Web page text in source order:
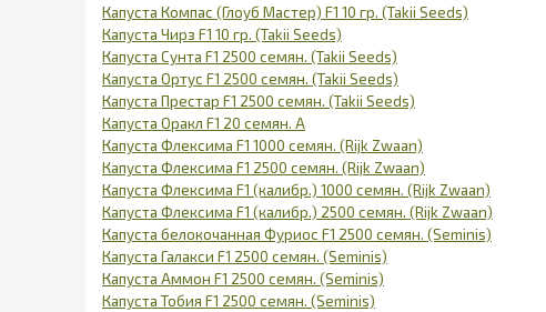
Капуста Компас (Глоуб Мастер) F1 10 гр. (Takii Seeds)
Капуста Чирз F1 10 гр. (Takii Seeds)
Капуста Сунта F1 2500 семян. (Takii Seeds)
Капуста Ортус F1 2500 семян. (Takii Seeds)
Капуста Престар F1 2500 семян. (Takii Seeds)
Капуста Оракл F1 20 cемян. А
Капуста Флексима F1 1000 семян. (Rijk Zwaan)
Капуста Флексима F1 2500 семян. (Rijk Zwaan)
Капуста Флексима F1 (калибр.) 1000 семян. (Rijk Zwaan)
Капуста Флексима F1 (калибр.) 2500 семян. (Rijk Zwaan)
Капуста белокочанная Фуриос F1 2500 семян. (Seminis)
Капуста Галакси F1 2500 семян. (Seminis)
Капуста Аммон F1 2500 семян. (Seminis)
Капуста Тобия F1 2500 семян. (Seminis)